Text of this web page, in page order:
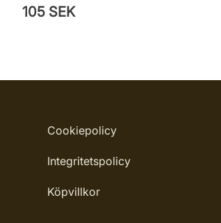
105 SEK
Cookiepolicy
Integritetspolicy
Köpvillkor